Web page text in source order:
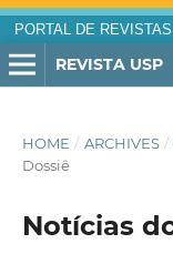
PORTAL DE
REVISTA USP
HOME / ARCHIVES /
Dossiê
Notícias